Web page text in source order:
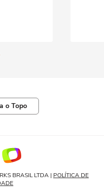
o Topo
BRASIL LTDA | POLÍTICA DE